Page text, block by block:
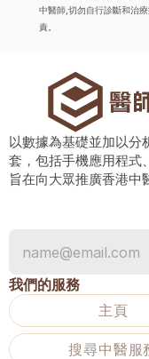
中醫師,切勿自行診斷和治
責。
以數據為基礎並加以分
套，包括手機應用程式
旨在向大眾推廣香港中
我們的服務
主頁
搜尋中醫服